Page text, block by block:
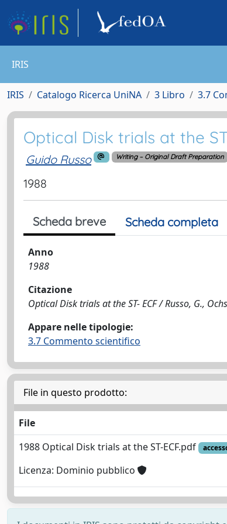
IRIS
IRIS Catalogo Ricerca UniNA 3 Libro 3.7
Optical Disk trials at the
Guido Russo Writing – Original Draft Preparation
1988
Scheda breve Scheda completa
Anno
1988
Citazione
Optical Disk trials at the ST- ECF / Russo, G.,
Appare nelle tipologie:
3.7 Commento scientifico
File in questo prodotto:
File
1988 Optical Disk trials at the ST-ECF.pdf
Licenza: Dominio pubblico